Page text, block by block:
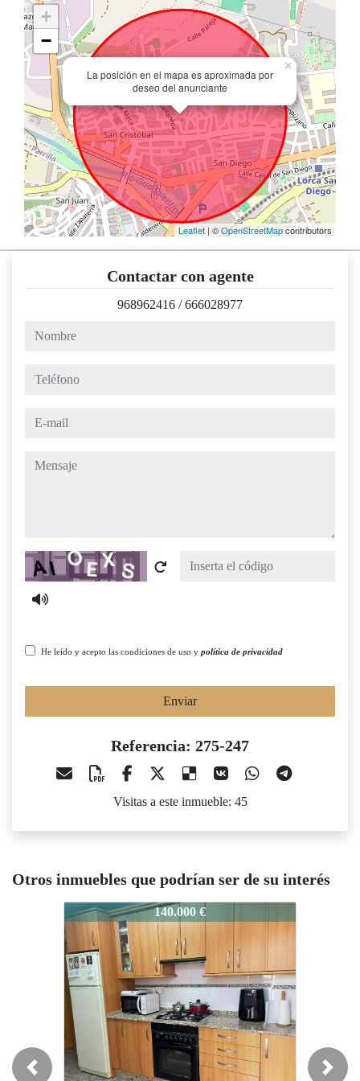
La posición en el mapa es aproximada por
deseo del anunciante
×
+
−
Leaflet | ©OpenStreetMapcontributors
Contactar con agente
968962416 /666028977
nombre
teléfono
e-mail
mensaje
Captcha
He leído y acepto las condiciones de uso y política de privacidad
Enviar
Referencia: 275-247
Visitas a este inmueble: 45
Otros inmuebles que podrían ser de su interés
140.000 €
275-247 115.000 €
Previous Next